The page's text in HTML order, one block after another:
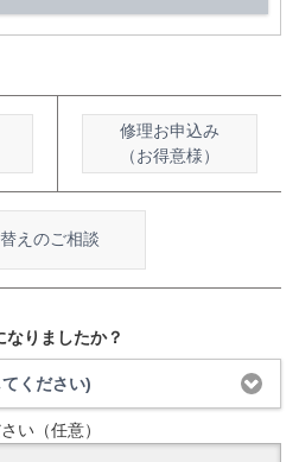
修理お申込み
（お得意様）
えのご相談
りましたか？
ください)
い（任意）